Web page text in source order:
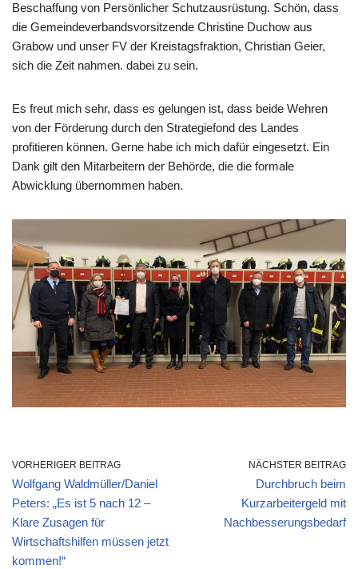
Beschaffung von Persönlicher Schutzausrüstung. Schön, dass
die Gemeindeverbandsvorsitzende Christine Duchow aus
Grabow und unser FV der Kreistagsfraktion, Christian Geier,
sich die Zeit nahmen. dabei zu sein.
Es freut mich sehr, dass es gelungen ist, dass beide Wehren
von der Förderung durch den Strategiefond des Landes
profitieren können. Gerne habe ich mich dafür eingesetzt. Ein
Dank gilt den Mitarbeitern der Behörde, die die formale
Abwicklung übernommen haben.
VORHERIGER BEITRAG
Wolfgang Waldmüller/Daniel
Peters: „Es ist 5 nach 12 –
Klare Zusagen für
Wirtschaftshilfen müssen jetzt
kommen!“
NÄCHSTER BEITRAG
Durchbruch beim
Kurzarbeitergeld mit
Nachbesserungsbedarf